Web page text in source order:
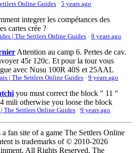
Online Guides · 5 years ago
integrer les compétances des
cartes crée ?
| The Settlers Online Guides · 8 years ago
Attention au camp 6. Pertes de cav.
45r 120c. Et pour la tour vous
avec Nusu 100R 40S et 25AAL
| The Settlers Online Guides · 9 years ago
you must correct the block " 11 "
mili otherwise you loose the block
The Settlers Online Guides · 9 years ago
a fan site of a game The Settlers Online
is trademarks of © 2010-2026
All Rights Reserved. The